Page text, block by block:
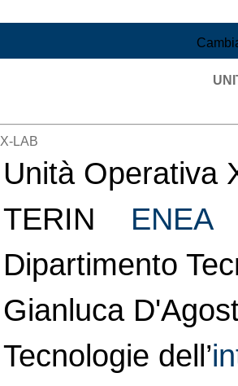
X-LAB
Unità Operativa
TERIN ENEA
Dipartimento
Gianluca
Tecnologie dell’